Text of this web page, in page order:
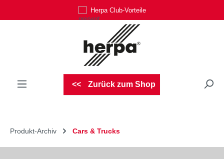
Zum Hauptinhalt springenHerpa Club-Vorteile
Zurück zum Shop
Produkt-Archiv Cars & Trucks